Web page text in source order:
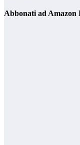
Abbonati ad Amazon